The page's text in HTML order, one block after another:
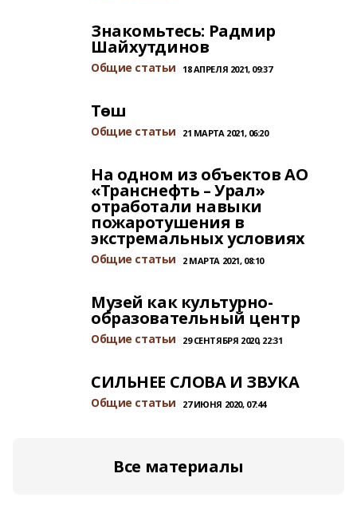
Знакомьтесь: Радмир
Шайхутдинов
Общие статьи 18 АПРЕЛЯ 2021, 09:37
Төш
Общие статьи 21 МАРТА 2021, 06:20
На одном из объектов АО
«Транснефть – Урал»
отработали навыки
пожаротушения в
экстремальных условиях
Общие статьи 2 МАРТА 2021, 08:10
Музей как культурно-
образовательный центр
Общие статьи 29 СЕНТЯБРЯ 2020, 22:31
СИЛЬНЕЕ СЛОВА И ЗВУКА
Общие статьи 27 ИЮНЯ 2020, 07:44
Все материалы